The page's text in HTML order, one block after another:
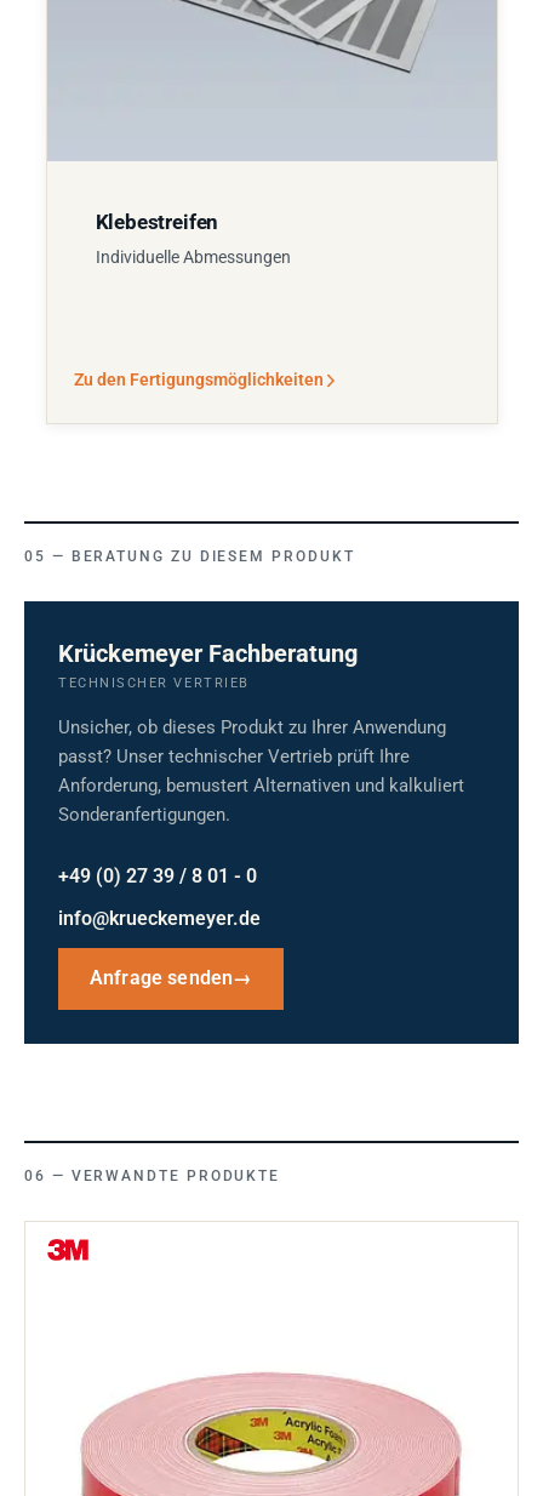
Klebestreifen
Individuelle Abmessungen
Zu den Fertigungsmöglichkeiten
BERATUNG ZU DIESEM PRODUKT
Krückemeyer Fachberatung
TECHNISCHER VERTRIEB
Unsicher, ob dieses Produkt zu Ihrer Anwendung
passt? Unser technischer Vertrieb prüft Ihre
Anforderung, bemustert Alternativen und kalkuliert
Sonderanfertigungen.
+49 (0) 27 39 / 8 01 - 0
info@krueckemeyer.de
Anfrage senden→
VERWANDTE PRODUKTE